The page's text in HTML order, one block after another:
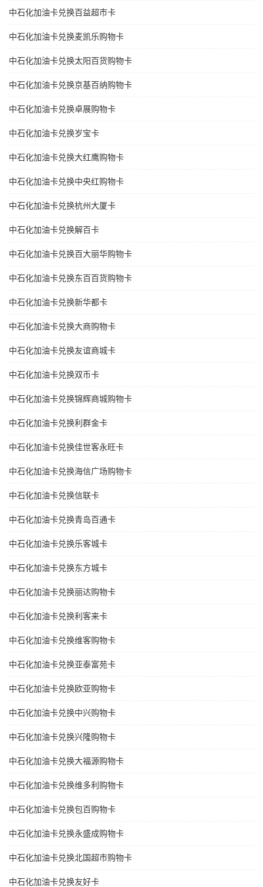
中石化加油卡兑换百益超市卡
中石化加油卡兑换麦凯乐购物卡
中石化加油卡兑换太阳百货购物卡
中石化加油卡兑换京基百纳购物卡
中石化加油卡兑换卓展购物卡
中石化加油卡兑换岁宝卡
中石化加油卡兑换大红鹰购物卡
中石化加油卡兑换中央红购物卡
中石化加油卡兑换杭州大厦卡
中石化加油卡兑换解百卡
中石化加油卡兑换百大丽华购物卡
中石化加油卡兑换东百百货购物卡
中石化加油卡兑换新华都卡
中石化加油卡兑换大商购物卡
中石化加油卡兑换友谊商城卡
中石化加油卡兑换双币卡
中石化加油卡兑换锦辉商城购物卡
中石化加油卡兑换利群金卡
中石化加油卡兑换佳世客永旺卡
中石化加油卡兑换海信广场购物卡
中石化加油卡兑换信联卡
中石化加油卡兑换青岛百通卡
中石化加油卡兑换乐客城卡
中石化加油卡兑换东方城卡
中石化加油卡兑换丽达购物卡
中石化加油卡兑换利客来卡
中石化加油卡兑换维客购物卡
中石化加油卡兑换亚泰富苑卡
中石化加油卡兑换欧亚购物卡
中石化加油卡兑换中兴购物卡
中石化加油卡兑换兴隆购物卡
中石化加油卡兑换大福源购物卡
中石化加油卡兑换维多利购物卡
中石化加油卡兑换包百购物卡
中石化加油卡兑换永盛成购物卡
中石化加油卡兑换北国超市购物卡
中石化加油卡兑换友好卡